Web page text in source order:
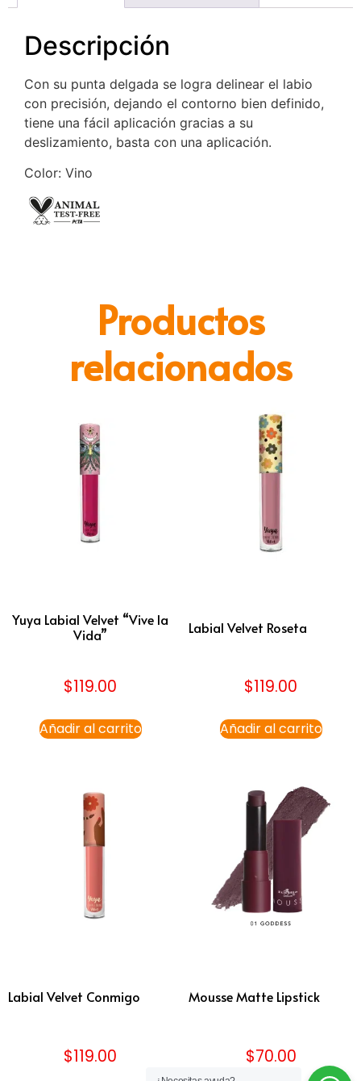
Descripción
Con su punta delgada se logra delinear el labio
con precisión, dejando el contorno bien definido,
tiene una fácil aplicación gracias a su
deslizamiento, basta con una aplicación.
Color: Vino
Productos
relacionados
Yuya Labial Velvet “Vive la
Vida”
$119.00
Añadir al carrito
Labial Velvet Roseta
$119.00
Añadir al carrito
Labial Velvet Conmigo
$119.00
Mousse Matte Lipstick
$70.00